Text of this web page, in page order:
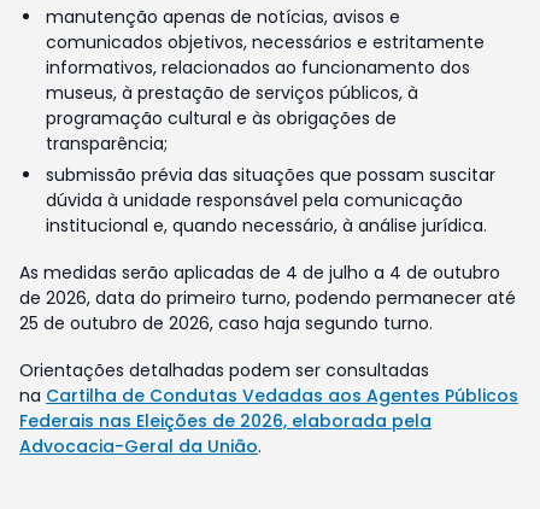
manutenção apenas de notícias, avisos e
comunicados objetivos, necessários e estritamente
informativos, relacionados ao funcionamento dos
museus, à prestação de serviços públicos, à
programação cultural e às obrigações de
transparência;
submissão prévia das situações que possam suscitar
dúvida à unidade responsável pela comunicação
institucional e, quando necessário, à análise jurídica.
As medidas serão aplicadas de 4 de julho a 4 de outubro
de 2026, data do primeiro turno, podendo permanecer até
25 de outubro de 2026, caso haja segundo turno.
Orientações detalhadas podem ser consultadas
na Cartilha de Condutas Vedadas aos Agentes Públicos
Federais nas Eleições de 2026, elaborada pela
Advocacia-Geral da União.